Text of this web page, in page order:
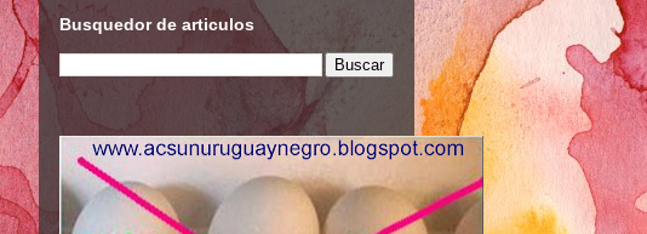
Busquedor de articulos